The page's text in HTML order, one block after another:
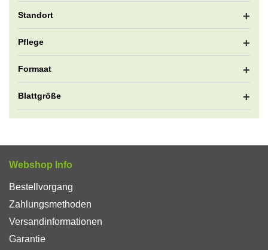
Standort
Pflege
Formaat
Blattgröße
Webshop Info
Bestellvorgang
Zahlungsmethoden
Versandinformationen
Garantie